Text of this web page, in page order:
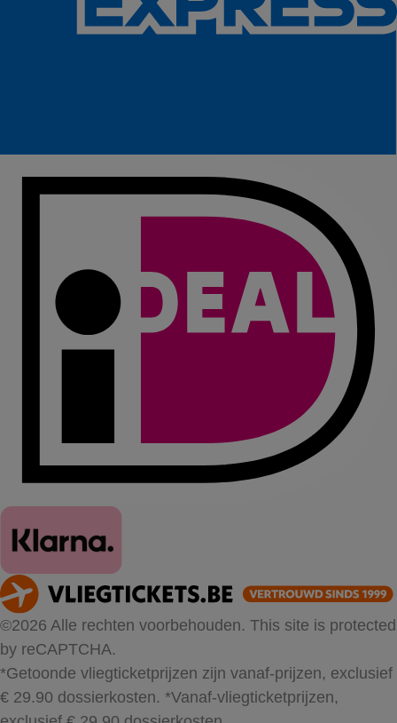
©2026 Alle rechten voorbehouden. This site is protected
by reCAPTCHA.
*Getoonde vliegticketprijzen zijn vanaf-prijzen, exclusief
€ 29.90 dossierkosten. *Vanaf-vliegticketprijzen,